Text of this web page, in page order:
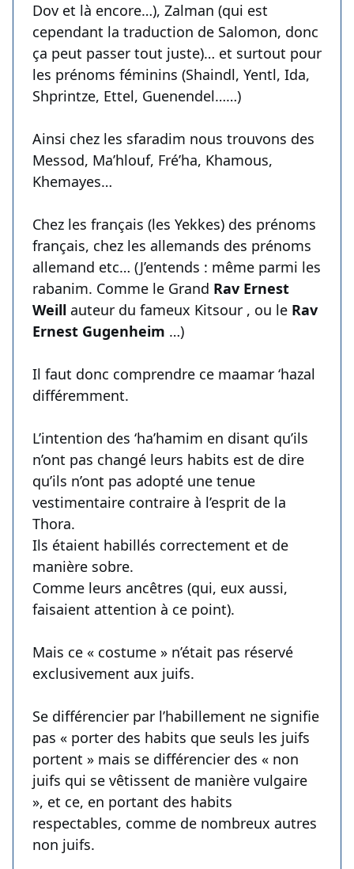
Dov et là encore…), Zalman (qui est
cependant la traduction de Salomon, donc
ça peut passer tout juste)… et surtout pour
les prénoms féminins (Shaindl, Yentl, Ida,
Shprintze, Ettel, Guenendel……)
Ainsi chez les sfaradim nous trouvons des
Messod, Ma’hlouf, Fré’ha, Khamous,
Khemayes…
Chez les français (les Yekkes) des prénoms
français, chez les allemands des prénoms
allemand etc… (J’entends : même parmi les
rabanim. Comme le Grand Rav Ernest
Weill auteur du fameux Kitsour , ou le Rav
Ernest Gugenheim …)
Il faut donc comprendre ce maamar ‘hazal
différemment.
L’intention des ‘ha’hamim en disant qu’ils
n’ont pas changé leurs habits est de dire
qu’ils n’ont pas adopté une tenue
vestimentaire contraire à l’esprit de la
Thora.
Ils étaient habillés correctement et de
manière sobre.
Comme leurs ancêtres (qui, eux aussi,
faisaient attention à ce point).
Mais ce « costume » n’était pas réservé
exclusivement aux juifs.
Se différencier par l’habillement ne signifie
pas « porter des habits que seuls les juifs
portent » mais se différencier des « non
juifs qui se vêtissent de manière vulgaire
», et ce, en portant des habits
respectables, comme de nombreux autres
non juifs.